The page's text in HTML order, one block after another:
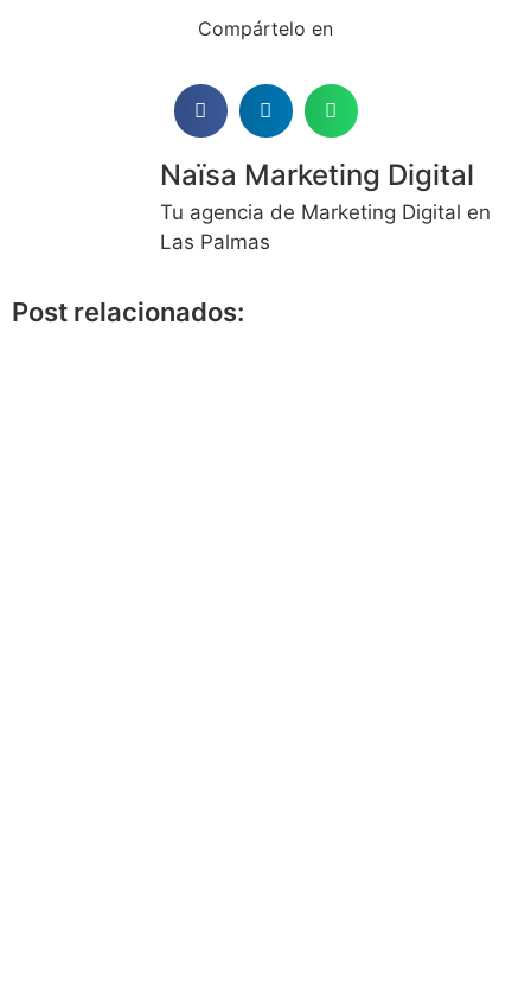
Compártelo en
Naïsa Marketing Digital
Tu agencia de Marketing Digital en
Las Palmas
Post relacionados: